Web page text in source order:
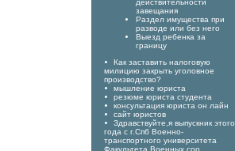
действительности
завещания
Раздел имущества при
разводе или без него
Выезд ребенка за
границу
Как заставить налоговую
милицию закрыть уголовное
производство?
мышление юриста
резюме юриста студента
консультация юриста он лайн
сайт юристов
Здравствуйте,я выпускник этого
года с г.Спб Военно-
транспортного университета
Факультета Военных соо...